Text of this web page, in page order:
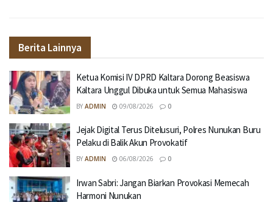
Berita Lainnya
Ketua Komisi IV DPRD Kaltara Dorong Beasiswa
Kaltara Unggul Dibuka untuk Semua Mahasiswa
BY ADMIN 09/08/2026 0
Jejak Digital Terus Ditelusuri, Polres Nunukan Buru
Pelaku di Balik Akun Provokatif
BY ADMIN 06/08/2026 0
Irwan Sabri: Jangan Biarkan Provokasi Memecah
Harmoni Nunukan